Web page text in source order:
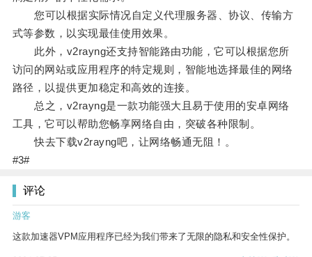
您可以根据实际情况自定义代理服务器、协议、传输方
式等参数，以实现最佳使用效果。
此外，v2rayng还支持智能路由功能，它可以根据您所
访问的网站或应用程序的特定规则，智能地选择最佳的网络
路径，以提供更加稳定和高效的连接。
总之，v2rayng是一款功能强大且易于使用的安卓网络
工具，它可以帮助您畅享网络自由，突破各种限制。
快去下载v2rayng吧，让网络畅通无阻！。
#3#
评论
游客
这款加速器VPM应用程序已经为我们带来了无限的隐私和安全性保护。